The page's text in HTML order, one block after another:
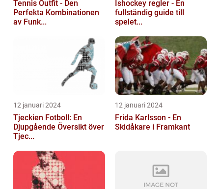
Tennis Outfit - Den
Perfekta Kombinationen
av Funk...
Ishockey regler - En
fullständig guide till
spelet...
12 januari 2024
Tjeckien Fotboll: En
Djupgående Översikt över
Tjec...
12 januari 2024
Frida Karlsson - En
Skidåkare i Framkant